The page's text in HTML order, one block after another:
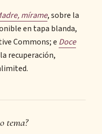
mírame, sobre la
en tapa blanda,
Commons; e Doce
recuperación,
tema?